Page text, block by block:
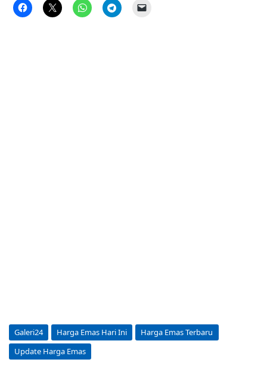
Galeri24 Harga Emas Hari Ini
Harga Emas Terbaru
Update Harga Emas